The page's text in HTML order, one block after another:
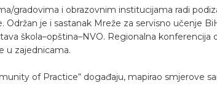
gradovima i obrazovnim institucijama radi
je i sastanak Mreže za servisno učenje
škola–opština–NVO. Regionalna
u zajednicama.
of Practice“ događaju, mapirao smjerove